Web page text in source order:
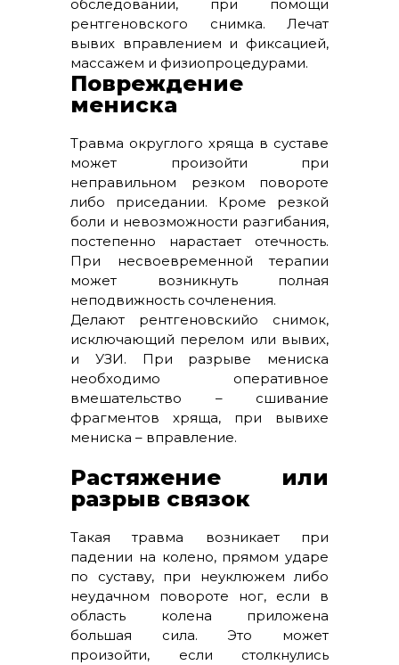
обследовании, при помощи
рентгеновского снимка. Лечат
вывих вправлением и фиксацией,
массажем и физиопроцедурами.
Повреждение
мениска
Травма округлого хряща в суставе
может произойти при
неправильном резком повороте
либо приседании. Кроме резкой
боли и невозможности разгибания,
постепенно нарастает отечность.
При несвоевременной терапии
может возникнуть полная
неподвижность сочленения.
Делают рентгеновскийо снимок,
исключающий перелом или вывих,
и УЗИ. При разрыве мениска
необходимо оперативное
вмешательство – сшивание
фрагментов хряща, при вывихе
мениска – вправление.
Растяжение или
разрыв связок
Такая травма возникает при
падении на колено, прямом ударе
по суставу, при неуклюжем либо
неудачном повороте ног, если в
область колена приложена
большая сила. Это может
произойти, если столкнулись